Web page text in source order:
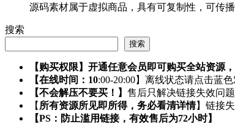
源码素材属于虚拟商品，具有可复制性，可传
搜索
搜索
【购买权限】开通任意会员即可购买全站资源
【在线时间：10:00-20:00】离线状态请点击蓝
【不会解压不要买！】 售后只解决链接失效问
【 所有资源所见即所得，务必看清详情】链接
【PS：防止滥用链接，有效售后为72小时】